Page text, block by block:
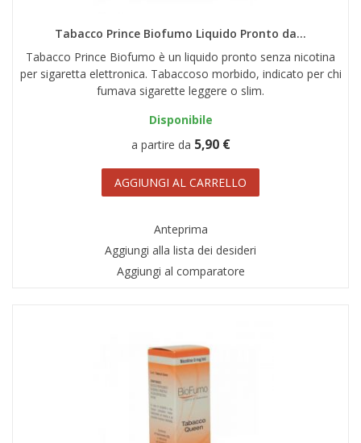
Tabacco Prince Biofumo Liquido Pronto da...
Tabacco Prince Biofumo è un liquido pronto senza nicotina
per sigaretta elettronica. Tabaccoso morbido, indicato per chi
fumava sigarette leggere o slim.
Disponibile
a partire da 5,90 €
AGGIUNGI AL CARRELLO
Anteprima
Aggiungi alla lista dei desideri
Aggiungi al comparatore